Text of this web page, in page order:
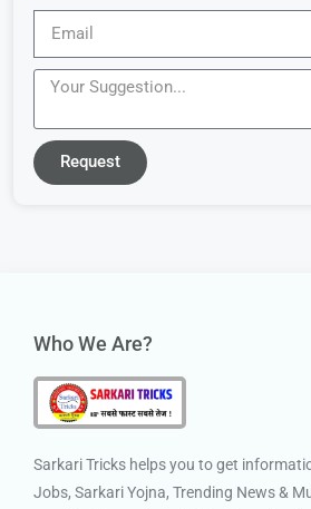
Request
Who We Are?
Sarkari Tricks helps you to get
Jobs, Sarkari Yojna, Trending News &